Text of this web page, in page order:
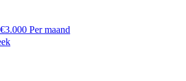
Per maand